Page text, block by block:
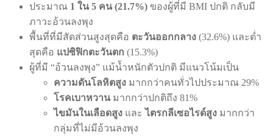
ประมาณ 1 ใน 5 คน (21.7%) ของผู้ที่มี BMI ปกติ กลับมี
ภาวะอ้วนลงพุง
พื้นที่ที่มีสัดส่วนสูงสุดคือ ตะวันออกกลาง (32.6%) และต่ำ
สุดคือ แปซิฟิกตะวันตก (15.3%)
ผู้ที่มี “อ้วนลงพุง” แม้น้ำหนักตัวปกติ มีแนวโน้มเป็น
ความดันโลหิตสูง มากกว่าคนทั่วไปประมาณ 29%
โรคเบาหวาน มากกว่าปกติถึง 81%
ไขมันในเลือดสูง และไตรกลีเซอไรด์สูง มากกว่า
กลุ่มที่ไม่มีอ้วนลงพุง